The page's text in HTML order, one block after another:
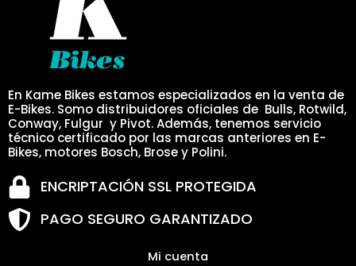
En Kame Bikes estamos especializados en la venta de
E-Bikes. Somo distribuidores oficiales de Bulls, Rotwild,
Conway, Fulgur y Pivot. Además, tenemos servicio
técnico certificado por las marcas anteriores en E-
Bikes, motores Bosch, Brose y Polini.
ENCRIPTACIÓN SSL PROTEGIDA
PAGO SEGURO GARANTIZADO
Mi cuenta